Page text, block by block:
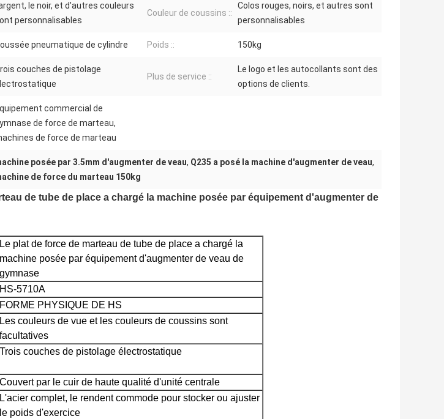
le noir, et d'autres couleurs
personnalisables
Couleur de coussins ::
Colos rouges, noirs, et autres sont
personnalisables
pneumatique de cylindre Poids :: 150kg
couches de pistolage
Plus de service ::
Le logo et les autocollants sont des
options de clients.
commercial de
de force de marteau,
de force de marteau
posée par 3.5mm d'augmenter de veau, Q235 a posé la machine d'augmenter de veau,
de force du marteau 150kg
de tube de place a chargé la machine posée par équipement d'augmenter de
Le plat de force de marteau de tube de place a chargé la
machine posée par équipement d'augmenter de veau de
gymnase
HS-5710A
FORME PHYSIQUE DE HS
Les couleurs de vue et les couleurs de coussins sont
facultatives
Trois couches de pistolage électrostatique
Couvert par le cuir de haute qualité d'unité centrale
L'acier complet, le rendent commode pour stocker ou ajuster
le poids d'exercice